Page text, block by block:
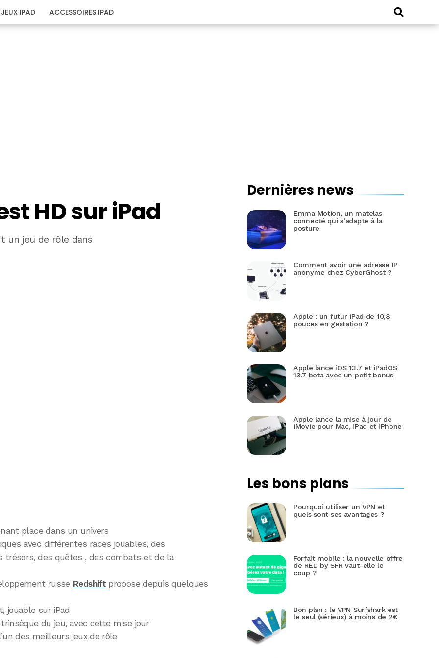
JEUX IPAD ACCESSOIRES IPAD
HD sur iPad
un jeu de rôle dans
place dans un univers
avec différentes races jouables, des
trésors, des quêtes , des combats et de la
russe Redshiftpropose depuis quelques
jouable sur iPad
du jeu, avec cette mise jour
des meilleurs jeux de rôle
Dernières news
Emma Motion, un matelas
connecté qui s’adapte à la
posture
Comment avoir une adresse IP
anonyme chez CyberGhost ?
Apple : un futur iPad de 10,8
pouces en gestation ?
Apple lance iOS 13.7 et iPadOS
13.7 beta avec un petit bonus
Apple lance la mise à jour de
iMovie pour Mac, iPad et iPhone
Les bons plans
Pourquoi utiliser un VPN et
quels sont ses avantages ?
Forfait mobile : la nouvelle offre
de RED by SFR vaut-elle le
coup ?
Bon plan : le VPN Surfshark est
le seul (sérieux) à moins de 2€